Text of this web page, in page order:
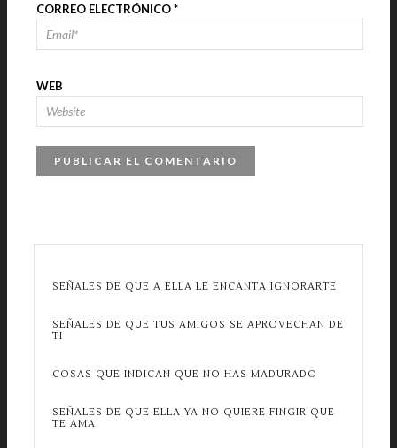
CORREO ELECTRÓNICO*
WEB
SEÑALES DE QUE A ELLA LE ENCANTA IGNORARTE
SEÑALES DE QUE TUS AMIGOS SE APROVECHAN DE
TI
COSAS QUE INDICAN QUE NO HAS MADURADO
SEÑALES DE QUE ELLA YA NO QUIERE FINGIR QUE
TE AMA